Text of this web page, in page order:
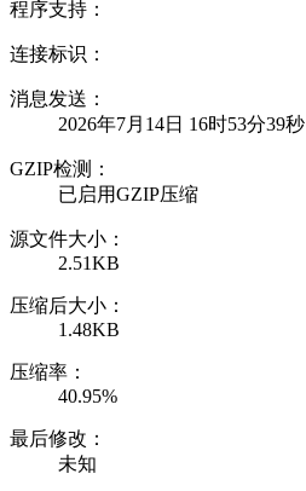
程序支持：
连接标识：
消息发送：
2026年7月14日 16时53分39秒
GZIP检测：
已启用GZIP压缩
源文件大小：
2.51KB
压缩后大小：
1.48KB
压缩率：
40.95%
最后修改：
未知